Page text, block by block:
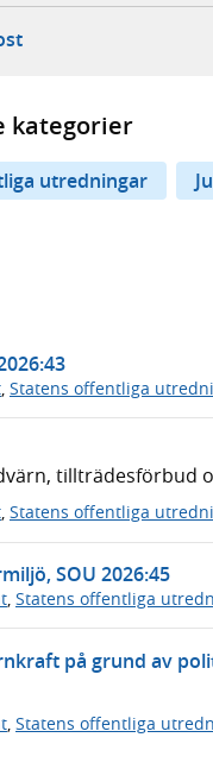
webbplats,
i ny flik, extern
- öppnar din e-
kategorier
utredningar
Statens offentliga
tillträdesförbud
, Statens offentliga
SOU 2026:45
, Statens offentliga
på grund av
Statens offentliga